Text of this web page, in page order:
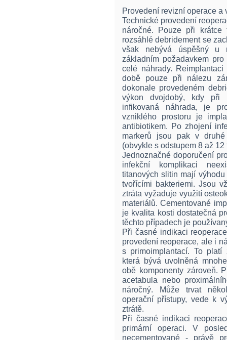
Provedení revizní operace a
Technické provedení
náročné. Pouze při
rozsáhlé debridement se
však nebývá úspěšný u
základním požadavkem
celé náhrady.
době pouze při nálezu
dokonale provedeném
výkon dvojdobý, kdy při
infikovaná náhrada, je
vzniklého prostoru je
antibiotikem. Po zhojení
markerů jsou pak v
(obvykle s odstupem 8 až
Jednoznačné doporučení
infekční komplikaci
titanových slitin mají
tvořícími bakteriemi. Jsou
ztráta vyžaduje využití
materiálů. Cementované
je kvalita kosti dostatečná
těchto případech je
Při časné indikaci
provedení reoperace, ale i
s primoimplantací. To platí
která bývá uvolněná
obě komponenty zároveň.
acetabula nebo
náročný. Může trvat
operační přístupy, vede k
ztrátě.
Při časné indikaci
primární operaci. V
necementované - právě